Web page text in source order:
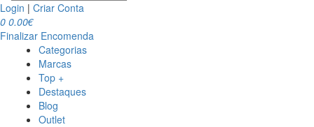
Login | Criar Conta
0 0.00€
Finalizar Encomenda
Categorias
Marcas
Top +
Destaques
Blog
Outlet